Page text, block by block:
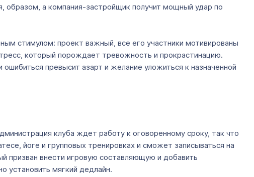
образом, а компания-застройщик получит мощный удар по
стимулом: проект важный, все его участники мотивированы
который порождает тревожность и прокрастинацию.
превысит азарт и желание уложиться к назначенной
клуба ждет работу к оговоренному сроку, так что
йоге и групповых тренировках и сможет записываться на
призван внести игровую составляющую и добавить
установить мягкий дедлайн.